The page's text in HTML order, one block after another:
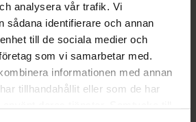
analysera vår trafik. Vi
sådana identifierare och annan
till de sociala medier och
som vi samarbetar med.
informationen med annan
tillhandahållit eller som de har
Dölj
Face Shaper är verktyget för
oönskad hårväxt på ett